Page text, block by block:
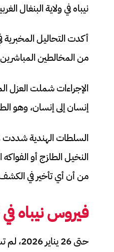
نيباه في ولاية البنغال
من المخالطين
الإجراءات شملت العزل
إنسان إلى إنسان، وهو
السلطات الهندية شددت
النخيل الطازج أو
من أن أي تأخير في
فيروس نيباه في
حتى